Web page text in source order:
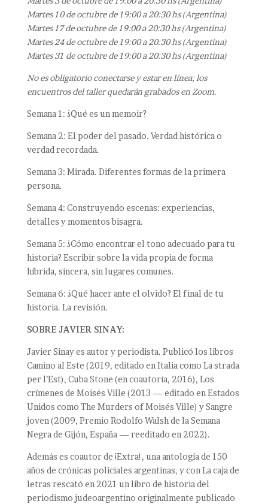
Martes 10 de octubre de 19:00 a 20:30 hs (Argentina)
Martes 17 de octubre de 19:00 a 20:30 hs (Argentina)
Martes 24 de octubre de 19:00 a 20:30 hs (Argentina)
Martes 31 de octubre de 19:00 a 20:30 hs (Argentina)
No es obligatorio conectarse y estar en línea; los
encuentros del taller quedarán grabados en Zoom.
Semana 1: ¿Qué es un memoir?
Semana 2: El poder del pasado. Verdad histórica o
verdad recordada.
Semana 3: Mirada. Diferentes formas de la primera
persona.
Semana 4: Construyendo escenas: experiencias,
detalles y momentos bisagra.
Semana 5: ¿Cómo encontrar el tono adecuado para tu
historia? Escribir sobre la vida propia de forma
híbrida, sincera, sin lugares comunes.
Semana 6: ¿Qué hacer ante el olvido? El final de tu
historia. La revisión.
SOBRE JAVIER SINAY:
Javier Sinay es autor y periodista. Publicó los libros
Camino al Este (2019, editado en Italia como La strada
per l’Est), Cuba Stone (en coautoría, 2016), Los
crímenes de Moisés Ville (2013 — editado en Estados
Unidos como The Murders of Moisés Ville) y Sangre
joven (2009, Premio Rodolfo Walsh de la Semana
Negra de Gijón, España — reeditado en 2022).
Además es coautor de ¡Extra!, una antología de 150
años de crónicas policiales argentinas, y con La caja de
letras rescató en 2021 un libro de historia del
periodismo judeoargentino originalmente publicado